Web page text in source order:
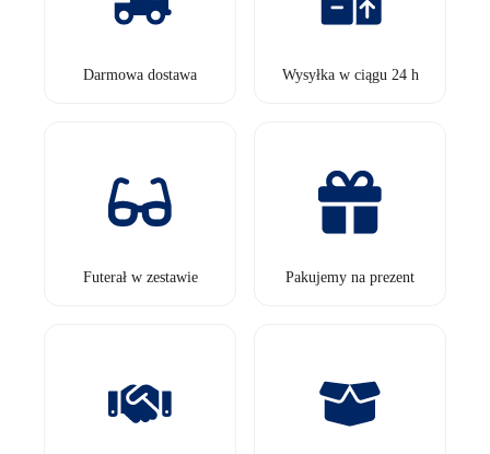
Darmowa dostawa Wysyłka w ciągu 24 h
Futerał w zestawie Pakujemy na prezent